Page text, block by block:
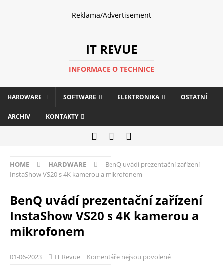
Reklama/Advertisement
IT REVUE
INFORMACE O TECHNICE
HARDWARE SOFTWARE ELEKTRONIKA OSTATNÍ
ARCHIV KONTAKTY
HOME HARDWARE
BenQ uvádí prezentační zařízení
InstaShow VS20 s 4K kamerou a mikrofonem
BenQ uvádí prezentační zařízení
InstaShow VS20 s 4K kamerou a
mikrofonem
01-06-2023 IT Revue Komentáře nejsou povolené